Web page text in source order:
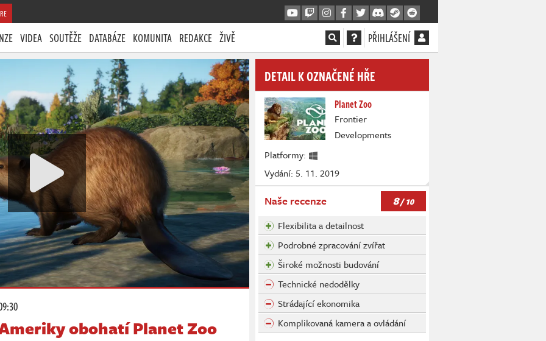
VIDEA SOUTĚŽE DATABÁZE KOMUNITA REDAKCE ŽIVĚ PŘIHLÁŠENÍ
obohatí Planet Zoo
DETAIL K OZNAČENÉ HŘE
Planet Zoo
Frontier
Developments
Platformy:
Vydání: 5. 11. 2019
Naše recenze 8/ 10
Flexibilita a detailnost
Podrobné zpracování zvířat
Široké možnosti budování
Technické nedodělky
Strádající ekonomika
Komplikovaná kamera a ovládání